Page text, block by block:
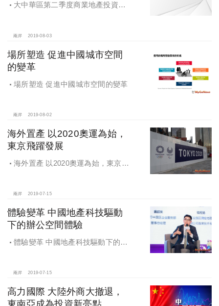
大中華區第二季度商業地產投資放
兩岸 2019-08-03
場所塑造 促進中國城市空間
的變革
場所塑造 促進中國城市空間的變革
兩岸 2019-08-02
海外置產 以2020奧運為始，
東京飛躍發展
海外置產 以2020奧運為始，東京飛
兩岸 2019-07-15
體驗變革 中國地產科技驅動
下的辦公空間體驗
體驗變革 中國地產科技驅動下的辦
兩岸 2019-07-15
高力國際 大陸外商大撤退，
東南亞成為投資新亮點